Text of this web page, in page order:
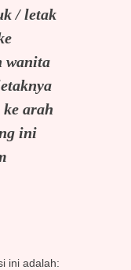
/ letak
wanita
ke arah
ini
ini adalah: